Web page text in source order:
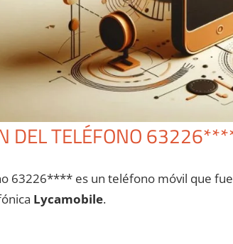
DEL TELÉFONO
63226**** es un teléfono móvil quе
Lycamobile.